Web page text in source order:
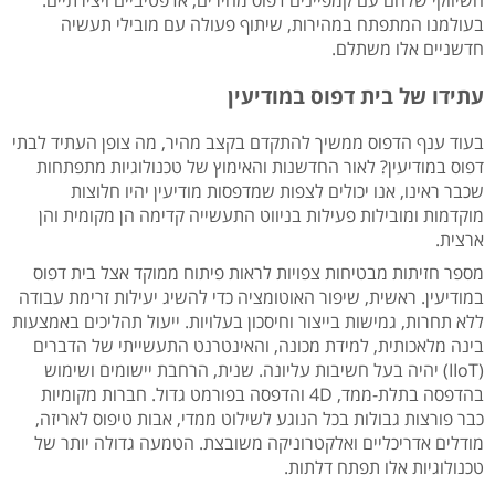
בעולמנו המתפתח במהירות, שיתוף פעולה עם מובילי תעשיה
חדשניים אלו משתלם.
עתידו של בית דפוס במודיעין
בעוד ענף הדפוס ממשיך להתקדם בקצב מהיר, מה צופן העתיד לבתי
דפוס במודיעין? לאור החדשנות והאימוץ של טכנולוגיות מתפתחות
שכבר ראינו, אנו יכולים לצפות שמדפסות מודיעין יהיו חלוצות
מוקדמות ומובילות פעילות בניווט התעשייה קדימה הן מקומית והן
ארצית.
מספר חזיתות מבטיחות צפויות לראות פיתוח ממוקד אצל בית דפוס
במודיעין. ראשית, שיפור האוטומציה כדי להשיג יעילות זרימת עבודה
ללא תחרות, גמישות בייצור וחיסכון בעלויות. ייעול תהליכים באמצעות
בינה מלאכותית, למידת מכונה, והאינטרנט התעשייתי של הדברים
(IIoT) יהיה בעל חשיבות עליונה. שנית, הרחבת יישומים ושימוש
בהדפסה בתלת-ממד, 4D והדפסה בפורמט גדול. חברות מקומיות
כבר פורצות גבולות בכל הנוגע לשילוט ממדי, אבות טיפוס לאריזה,
מודלים אדריכליים ואלקטרוניקה משובצת. הטמעה גדולה יותר של
טכנולוגיות אלו תפתח דלתות.